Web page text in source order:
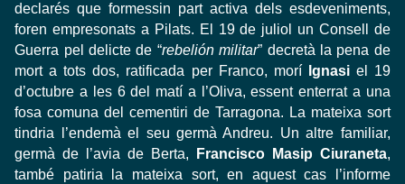
declarés que formessin part activa dels esdeveniments,
foren empresonats a Pilats. El 19 de juliol un Consell de
Guerra pel delicte de “rebelión militar” decretà la pena de
mort a tots dos, ratificada per Franco, morí
Ignasiel 19
d’octubre a les 6 del matí a l’Oliva, essent enterrat a una
fosa comuna del cementiri de Tarragona. La mateixa sort
tindria l’endemà el seu germà Andreu. Un altre familiar,
germà de l’avia de Berta,
Francisco Masip Ciuraneta,
també patiria la mateixa sort, en aquest cas l’informe